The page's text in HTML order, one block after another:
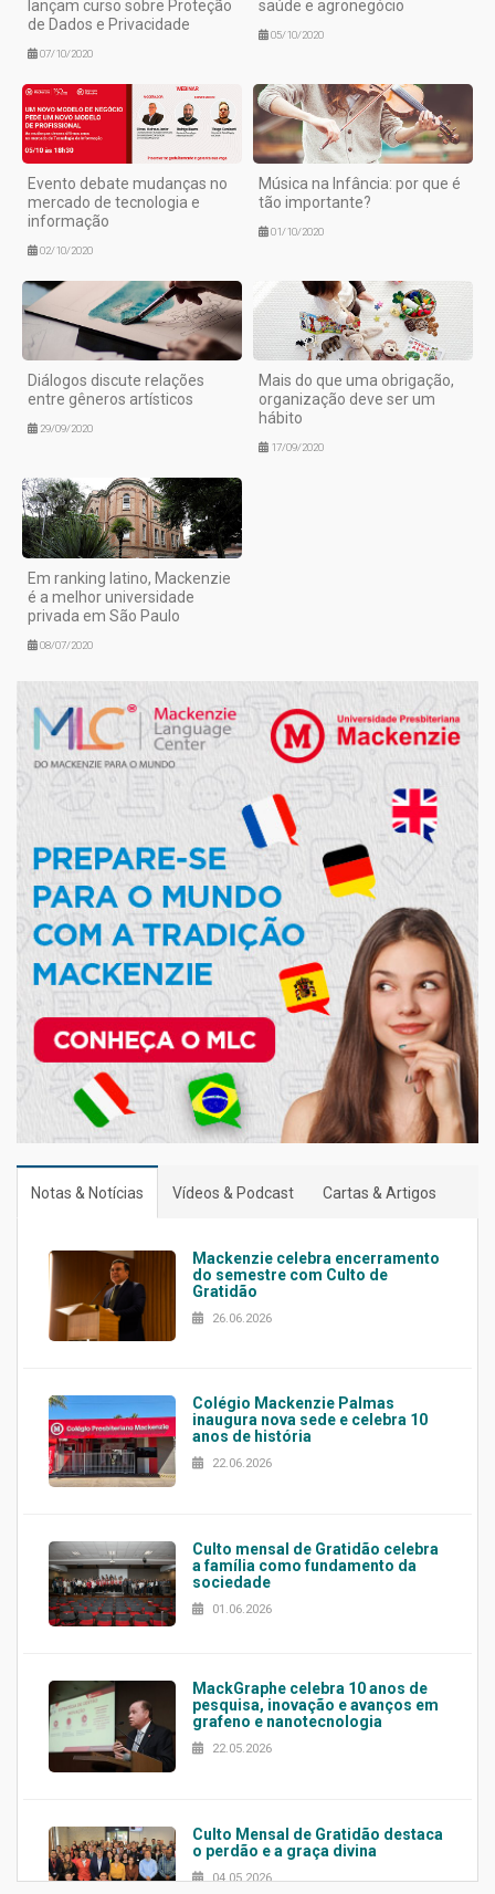
lançam curso sobre Proteção
de Dados e Privacidade
07/10/2020
saúde e agronegócio
05/10/2020
Evento debate mudanças no
mercado de tecnologia e
informação
02/10/2020
Música na Infância: por que é
tão importante?
01/10/2020
Diálogos discute relações
entre gêneros artísticos
29/09/2020
Mais do que uma obrigação,
organização deve ser um
hábito
17/09/2020
Em ranking latino, Mackenzie
é a melhor universidade
privada em São Paulo
08/07/2020
Notas & Notícias Vídeos & Podcast Cartas & Artigos
Mackenzie celebra encerramento
do semestre com Culto de
Gratidão
26.06.2026
Colégio Mackenzie Palmas
inaugura nova sede e celebra 10
anos de história
22.06.2026
Culto mensal de Gratidão celebra
a família como fundamento da
sociedade
01.06.2026
MackGraphe celebra 10 anos de
pesquisa, inovação e avanços em
grafeno e nanotecnologia
22.05.2026
Culto Mensal de Gratidão destaca
o perdão e a graça divina
04.05.2026